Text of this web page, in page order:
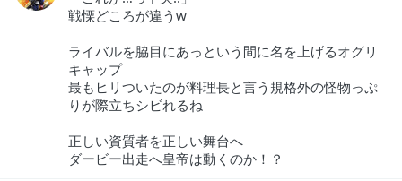
戦慄どころが違うw
ライバルを脇目にあっという間に名を上げるオグリ
キャップ
最もヒリついたのが料理長と言う規格外の怪物っぷ
りが際立ちシビれるね
正しい資質者を正しい舞台へ
ダービー出走へ皇帝は動くのか！？